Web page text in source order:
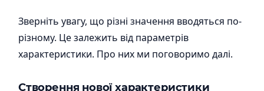
Зверніть увагу, що різні значення вводяться по-
різному. Це залежить від параметрів
характеристики. Про них ми поговоримо далі.
Створення нової характеристики